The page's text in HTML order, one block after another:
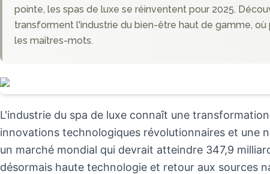
pointe, les spas de luxe se réinventent pour 2025.
transforment l'industrie du bien-être haut de gamme,
les maîtres-mots.
L'industrie du spa de luxe connaît une
innovations technologiques révolutionnaires et une
un marché mondial qui devrait atteindre 347,9
désormais haute technologie et retour aux sources